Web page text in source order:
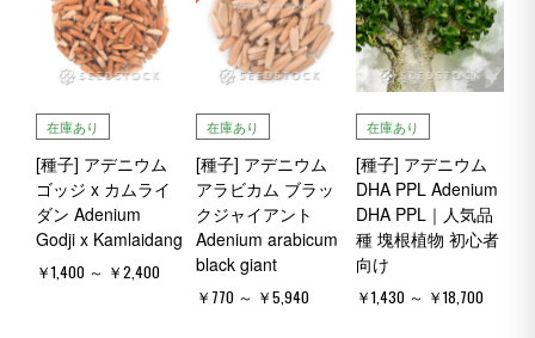
在庫あり
[種子] アデニウム
ゴッジ x カムライ
ダン Adenium
Godji x Kamlaidang
￥1,400 ～ ￥2,400
在庫あり
[種子] アデニウム
アラビカム ブラッ
クジャイアント
Adenium arabicum
black giant
￥770 ～ ￥5,940
在庫あり
[種子] アデニウム
DHA PPL Adenium
DHA PPL｜人気品
種 塊根植物 初心者
向け
￥1,430 ～ ￥18,700